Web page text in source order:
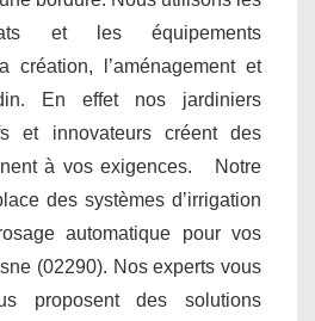
et les équipements
création, l’aménagement et
En effet nos jardiniers
et innovateurs créent des
à vos exigences. Notre
des systèmes d’irrigation
automatique pour vos
(02290). Nos experts vous
proposent des solutions